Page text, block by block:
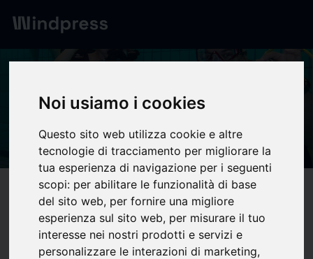
Noi usiamo i cookies
Questo sito web utilizza cookie e altre
tecnologie di tracciamento per migliorare la
tua esperienza di navigazione per i seguenti
scopi: per abilitare le funzionalità di base
del sito web, per fornire una migliore
esperienza sul sito web, per misurare il tuo
interesse nei nostri prodotti e servizi e
personalizzare le interazioni di marketing,
officiel de la ville de Brunoy
Compatibility help
(0)bookmark_borderupload Share
juillet 2026 à 20h45